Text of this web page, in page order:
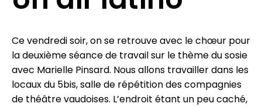
Ce vendredi soir, on se retrouve avec le chœur pour
la deuxième séance de travail sur le thème du sosie
avec Marielle Pinsard. Nous allons travailler dans les
locaux du 5bis, salle de répétition des compagnies
de théâtre vaudoises. L’endroit étant un peu caché,